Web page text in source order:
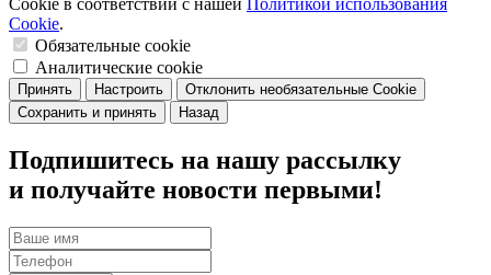
Cookie в соответствии с нашей Политикой использования
Cookie.
Обязательные cookie
Аналитические cookie
Принять Настроить
Отклонить необязательные Cookie
Сохранить и принять
Назад
Подпишитесь на нашу рассылку
и получайте новости первыми!